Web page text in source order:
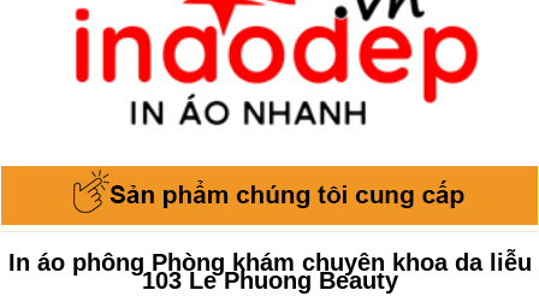
In áo phông Phòng khám chuyên khoa da liễu
103 Le Phuong Beauty